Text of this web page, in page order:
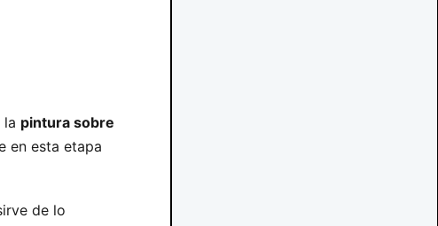
la pintura sobre
en esta etapa
de lo